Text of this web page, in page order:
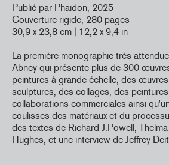
Publié par Phaidon, 2025
Couverture rigide, 280 pages
30,9 x 23,8 cm | 12,2 x 9,4 in
La première monographie très
Abney qui présente plus de 300
peintures à grande échelle, des
sculptures, des collages, des
collaborations commerciales ainsi
coulisses des matériaux et du
des textes de Richard J.Powell,
Hughes, et une interview de Jeffrey